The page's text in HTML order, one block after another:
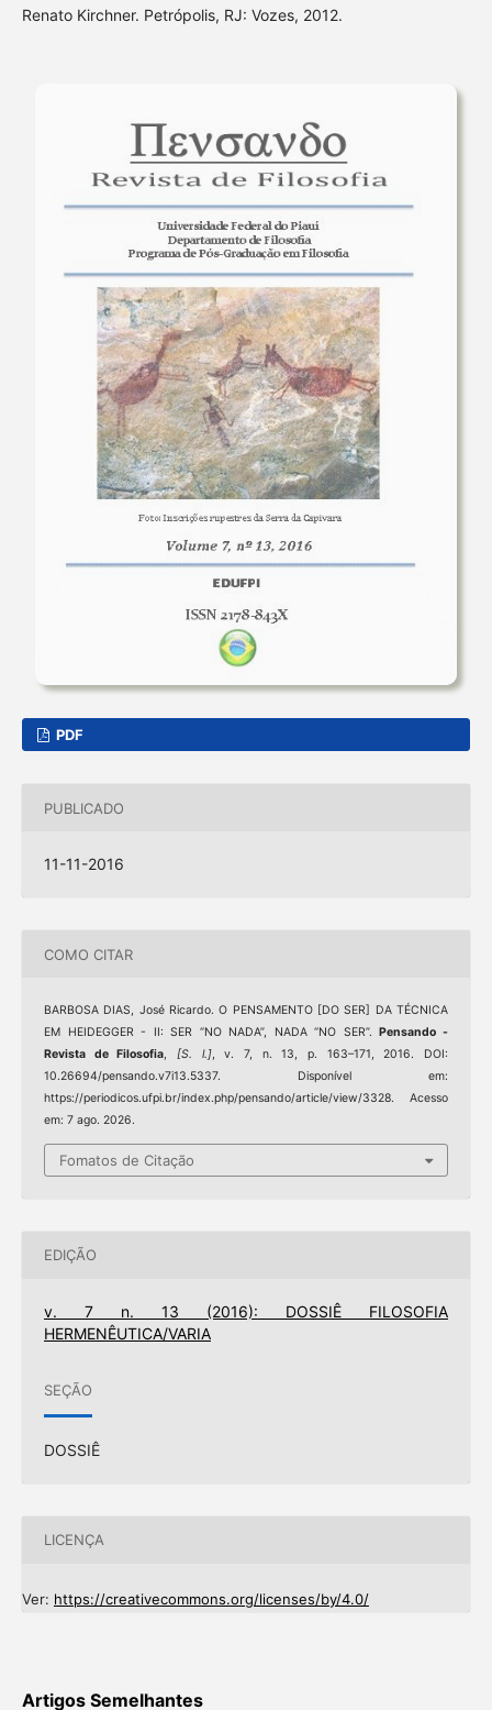
Renato Kirchner. Petrópolis, RJ: Vozes, 2012.
PDF
PUBLICADO
11-11-2016
COMO CITAR
BARBOSA DIAS, José Ricardo. O PENSAMENTO [DO SER] DA TÉCNICA
EM HEIDEGGER - II: SER “NO NADA”, NADA “NO SER”.Pensando -
Revista de Filosofia, [S. l.], v. 7, n. 13, p. 163–171, 2016. DOI:
10.26694/pensando.v7i13.5337. Disponível em:
https://periodicos.ufpi.br/index.php/pensando/article/view/3328. Acesso
em: 7 ago. 2026.
Fomatos de Citação
EDIÇÃO
v. 7 n. 13 (2016): DOSSIÊ FILOSOFIA
HERMENÊUTICA/VARIA
SEÇÃO
DOSSIÊ
LICENÇA
Ver: https://creativecommons.org/licenses/by/4.0/
Artigos Semelhantes